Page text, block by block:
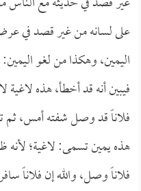
على لسانه من غير قصد في
اليمين، وهكذا من لغو
فيبين أنه قد أخطأ، هذه
فلاناً قد وصل شفته أمس، ثم
هذه يمين تسمى: لاغية؛ لأنه
فلاناً وصل، والله إن فلاناً